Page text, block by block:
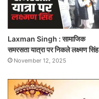
Laxman Singh : सामाजिक
समरसता यात्रा पर निकले लक्ष्मण सिंह
November 12, 2025